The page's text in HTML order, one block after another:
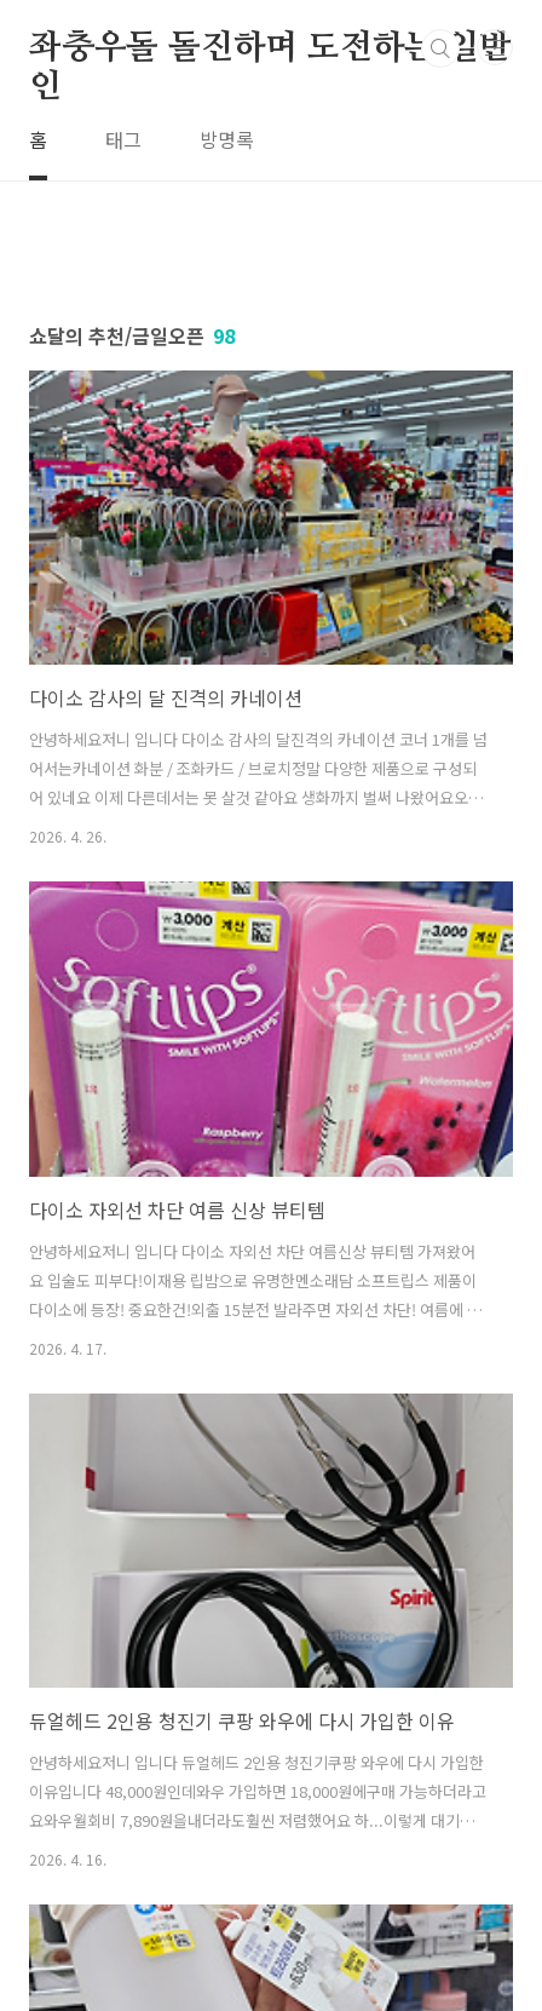
좌충우돌 돌진하며 도전하는 일반
인
홈 태그 방명록
쇼달의 추천/금일오픈 98
다이소 감사의 달 진격의 카네이션
안녕하세요저니 입니다 다이소 감사의 달진격의 카네이션 코너 1개를 넘
어서는카네이션 화분 / 조화카드 / 브로치정말 다양한 제품으로 구성되
어 있네요 이제 다른데서는 못 살것 같아요 생화까지 벌써 나왔어요오천
원 입니다 이천원 브로치가 왜 이리 예쁘데요 브로치와 감사 봉투어마어
원이면 가능 합니다 다이소 감사의 달진격의 카네이션정말 다양한 제품
있으니꼭 다녀가세요
2026. 4. 26.
다이소 자외선 차단 여름 신상 뷰티템
안녕하세요저니 입니다 다이소 자외선 차단 여름신상 뷰티템 가져왔어
요 입술도 피부다!이재용 립밤으로 유명한멘소래담 소프트립스 제품이
다이소에 등장! 중요한건!외출 15분전 발라주면 자외선 차단! 여름에 빠
질 수 없는선크림라인본격적으로다양한 제품들이 출시 되었네요 앰플크
껑에는 거울이 달려있는 이제품발라보니보송보송하고 화사해서여름에
찰떡! 여름 클렌징은좀 더 꼼꼼해야 하겠죠포인트에서 작정하고 출시한
것 같은 젤라또 쿨링 팩클렌저 더블유비톡톡 버블 시리즈 저는 젤라또 쿨
링 단팥 팩 클렌저정말 붓기 완화? 다이소 자외선 차단 제품뷰티신상 오
늘의 픽은 삼성(주)는 없어도립밤은 이재용 했습니다 다음 포스팅은자외
2026. 4. 17.
듀얼헤드 2인용 청진기 쿠팡 와우에 다시 가입한 이유
안녕하세요저니 입니다 듀얼헤드 2인용 청진기쿠팡 와우에 다시 가입한
이유입니다 48,000원인데와우 가입하면 18,000원에구매 가능하더라고
요와우월회비 7,890원을내더라도훨씬 저렴했어요 하...이렇게 대기업을
이길 수 없구나!!! 불량 아니랍니다 간호과 학생일때청진기 구입해서 실
라고요 이렇게 2인용이 있는건이번에 알았어요가격은 좀 사악하지만꼭
사고 싶었어요 역시!!! 정보력이 중요하네요이제 장비빨로!더 열심히 일
해야겠습니다 2인용 청진기 가격 중저렴한 가격이였는데요1인용 저렴이
보다소리도 더 잘 들려서 만족 입니다 진작에 이런 제품이 있는걸 알았으
2026. 4. 16.